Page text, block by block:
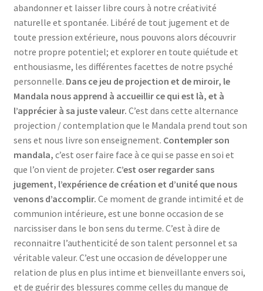
abandonner et laisser libre cours à notre créativité
naturelle et spontanée. Libéré de tout jugement et de
toute pression extérieure, nous pouvons alors découvrir
notre propre potentiel; et explorer en toute quiétude et
enthousiasme, les différentes facettes de notre psyché
personnelle. Dans ce jeu de projection et de miroir, le
Mandala nous apprend à accueillir ce qui est là, et à
l’apprécier à sa juste valeur. C’est dans cette alternance
projection / contemplation que le Mandala prend tout son
sens et nous livre son enseignement. Contempler son
mandala, c’est oser faire face à ce qui se passe en soi et
que l’on vient de projeter. C’est oser regarder sans
jugement, l’expérience de création et d’unité que nous
venons d’accomplir. Ce moment de grande intimité et de
communion intérieure, est une bonne occasion de se
narcissiser dans le bon sens du terme. C’est à dire de
reconnaitre l’authenticité de son talent personnel et sa
véritable valeur. C’est une occasion de développer une
relation de plus en plus intime et bienveillante envers soi,
et de guérir des blessures comme celles du manque de